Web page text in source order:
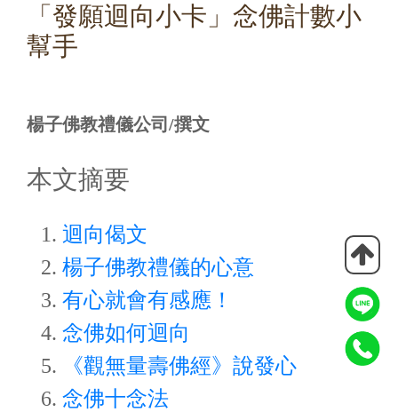
「發願迴向小卡」念佛計數小
幫手
楊子佛教禮儀公司/撰文
本文摘要
迴向偈文
楊子佛教禮儀的心意
有心就會有感應！
念佛如何迴向
《觀無量壽佛經》說發心
念佛十念法